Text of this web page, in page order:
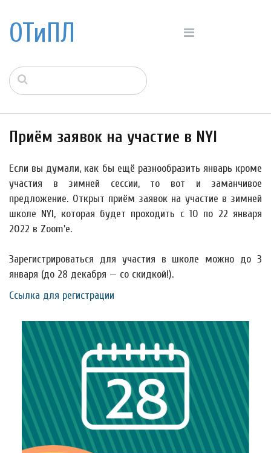
ОТиПЛ
Приём заявок на участие в NYI
Если вы думали, как бы ещё разнообразить январь кроме
участия в зимней сессии, то вот и заманчивое
предложение. Открыт приём заявок на участие в зимней
школе NYI, которая будет проходить с 10 по 22 января
2022 в Zoom'е.
Зарегистрироваться для участия в школе можно до 3
января (до 28 декабря — со скидкой!).
Ссылка для регистрации